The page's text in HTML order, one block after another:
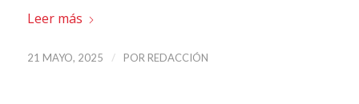
Leer más
21 MAYO, 2025 / POR REDACCIÓN